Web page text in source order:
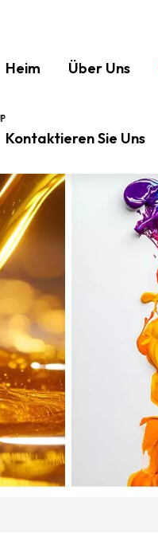
Heim Über Uns
Kontaktieren Sie Uns